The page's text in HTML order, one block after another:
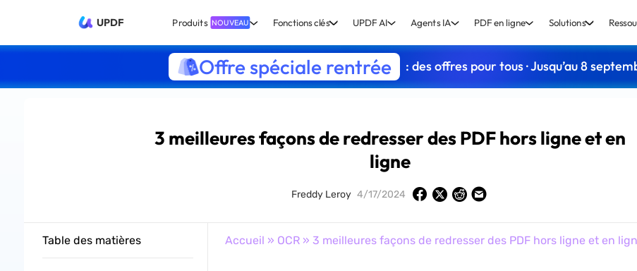
UPDF Produits NOUVEAU Fonctions clés UPDF AI Agents IA PDF en ligne Solutions
Offre spéciale rentrée : des offres pour tous · Jusqu’au 8
3 meilleures façons de redresser des PDF hors ligne et en
ligne
Freddy Leroy 4/17/2024
Table des matières Accueil » OCR» 3 meilleures façons de redresser des PDF hors ligne et en